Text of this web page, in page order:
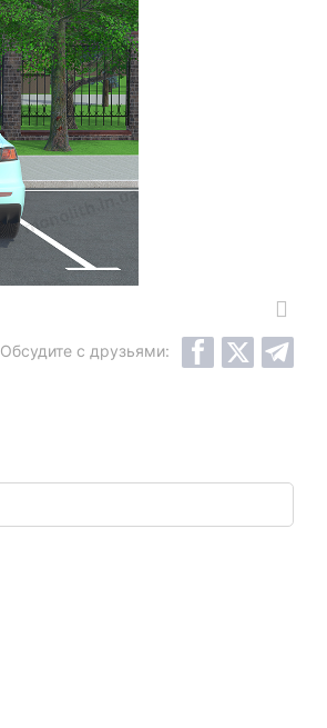
Обсудите с друзьями: